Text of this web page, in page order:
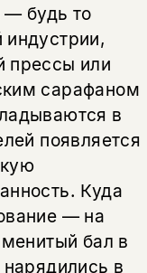
— будь то
индустрии,
прессы или
сарафаном
в
появляется
Куда
— на
бал в
в
рассылку
на
книги
указанный